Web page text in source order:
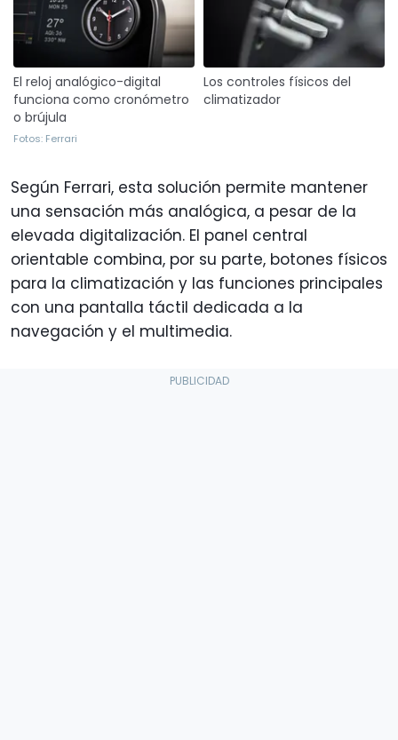
El reloj analógico-digital
funciona como cronómetro
o brújula
Los controles físicos del
climatizador
Fotos: Ferrari
Según Ferrari, esta solución permite mantener
una sensación más analógica, a pesar de la
elevada digitalización. El panel central
orientable combina, por su parte, botones físicos
para la climatización y las funciones principales
con una pantalla táctil dedicada a la
navegación y el multimedia.